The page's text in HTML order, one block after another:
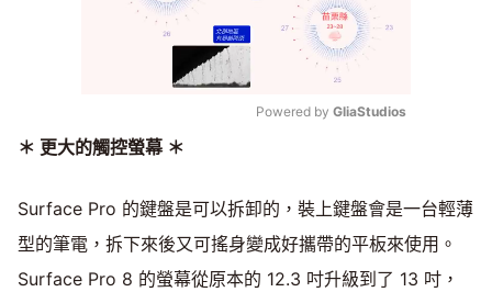
Powered by GliaStudios
＊ 更大的觸控螢幕 ＊
Surface Pro 的鍵盤是可以拆卸的，裝上鍵盤會是一台輕薄
型的筆電，拆下來後又可搖身變成好攜帶的平板來使用。
Surface Pro 8 的螢幕從原本的 12.3 吋升級到了 13 吋，